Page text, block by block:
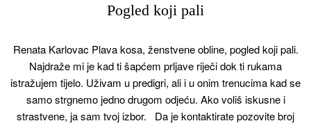
Pogled koji pali
Renata Karlovac Plava kosa, ženstvene obline, pogled koji pali.
Najdraže mi je kad ti šapćem prljave riječi dok ti rukama
istražujem tijelo. Uživam u predigri, ali i u onim trenucima kad se
samo strgnemo jedno drugom odjeću. Ako voliš iskusne i
strastvene, ja sam tvoj izbor. Da je kontaktirate pozovite broj